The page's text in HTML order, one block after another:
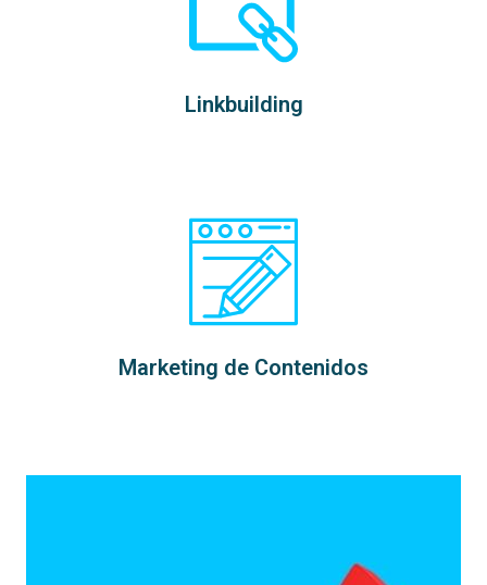
Linkbuilding
Marketing de Contenidos